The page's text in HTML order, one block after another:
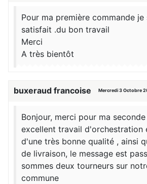
Pour ma première commande je
satisfait .du bon travail
Merci
A très bientôt
buxeraud francoise Mercredi 3 Octobre
Bonjour, merci pour ma
excellent travail d'orchestration
d'une très bonne qualité , ainsi
de livraison, le message est
sommes deux tourneurs sur
commune